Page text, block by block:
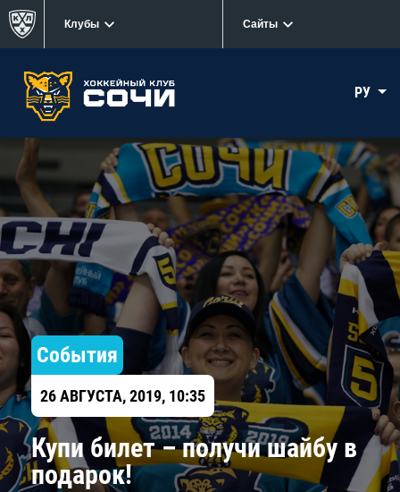
Клубы Сайты
РУ
События
26 АВГУСТА, 2019, 10:35
Купи билет – получи шайбу в
подарок!